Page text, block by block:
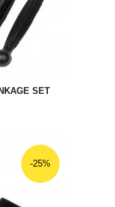
SET
-25%